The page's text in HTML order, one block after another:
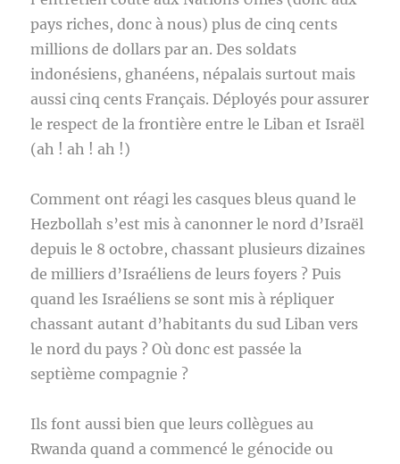
pays riches, donc à nous) plus de cinq cents
millions de dollars par an. Des soldats
indonésiens, ghanéens, népalais surtout mais
aussi cinq cents Français. Déployés pour assurer
le respect de la frontière entre le Liban et Israël
(ah ! ah ! ah !)
Comment ont réagi les casques bleus quand le
Hezbollah s’est mis à canonner le nord d’Israël
depuis le 8 octobre, chassant plusieurs dizaines
de milliers d’Israéliens de leurs foyers ? Puis
quand les Israéliens se sont mis à répliquer
chassant autant d’habitants du sud Liban vers
le nord du pays ? Où donc est passée la
septième compagnie ?
Ils font aussi bien que leurs collègues au
Rwanda quand a commencé le génocide ou